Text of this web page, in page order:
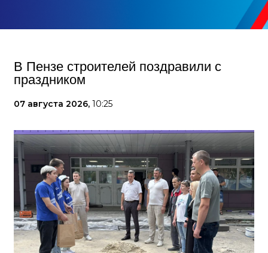
В Пензе строителей поздравили с
праздником
07 августа 2026, 10:25